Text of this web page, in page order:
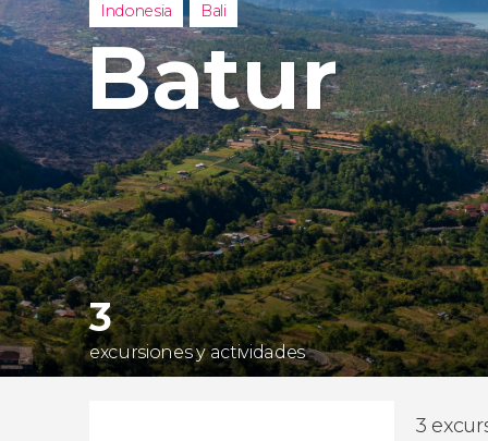
Reino
Turquía
Indonesia Bali
Batur
3
excursiones y actividades
3